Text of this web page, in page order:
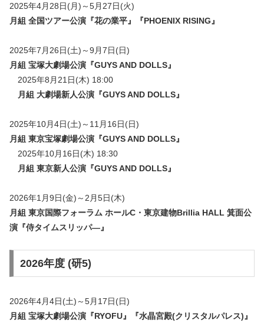
2025年4月28日(月)～5月27日(火)
月組 全国ツアー公演『花の業平』『PHOENIX RISING』
2025年7月26日(土)～9月7日(日)
月組 宝塚大劇場公演『GUYS AND DOLLS』
2025年8月21日(木) 18:00
月組 大劇場新人公演『GUYS AND DOLLS』
2025年10月4日(土)～11月16日(日)
月組 東京宝塚劇場公演『GUYS AND DOLLS』
2025年10月16日(木) 18:30
月組 東京新人公演『GUYS AND DOLLS』
2026年1月9日(金)～2月5日(木)
月組 東京国際フォーラム ホールC・東京建物Brillia HALL 箕面公
演『侍タイムスリッパ―』
2026年度 (研5)
2026年4月4日(土)～5月17日(日)
月組 宝塚大劇場公演『RYOFU』『水晶宮殿(クリスタルパレス)』